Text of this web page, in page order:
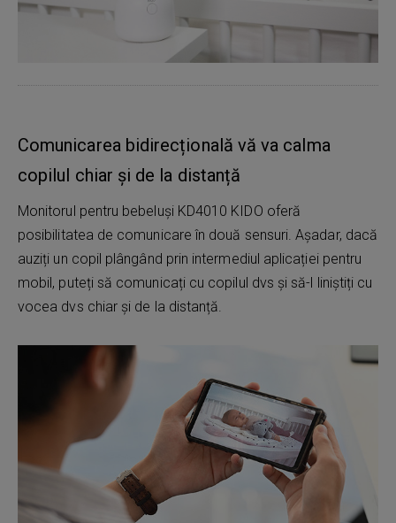
Comunicarea bidirecțională vă va calma
copilul chiar și de la distanță
Monitorul pentru bebeluși KD4010 KIDO oferă
posibilitatea de comunicare în două sensuri. Așadar, dacă
auziți un copil plângând prin intermediul aplicației pentru
mobil, puteți să comunicați cu copilul dvs și să-l liniștiți cu
vocea dvs chiar și de la distanță.